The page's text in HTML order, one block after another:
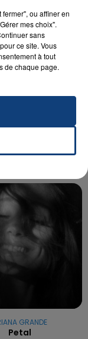
FAIRE
DE LA...
qui a
ses
GRANDE
Petal
ou affiner en
mes choix".
sans
ce site. Vous
à tout
de chaque page.